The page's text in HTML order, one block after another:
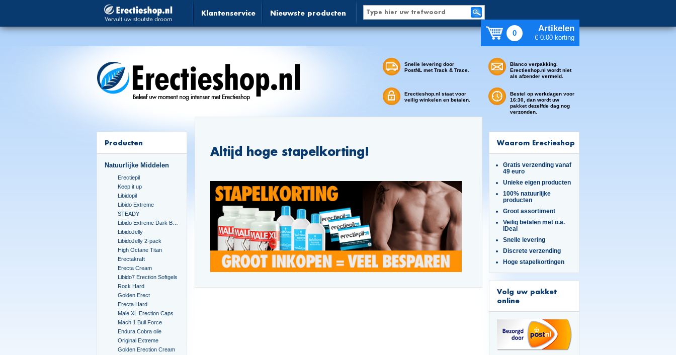
Klantenservice Nieuwste producten
0 Artikelen
€ 0.00 korting
Snelle levering door
PostNL met Track & Trace.
Erectieshop.nl staat voor
veilig winkelen en betalen.
Blanco verpakking.
Erectieshop.nl wordt niet
als afzender vermeld.
Bestel op werkdagen voor
16:30, dan wordt uw
pakket dezelfde dag nog
verzonden.
Producten
Natuurlijke Middelen
Erectiepil
Keep it up
Libidopil
Libido Extreme
STEADY
LibidoJelly
LibidoJelly 2-pack
High Octane Titan
Erectakraft
Erecta Cream
Libido7 Erection Softgels
Rock Hard
Golden Erect
Erecta Hard
Male XL Erection Caps
Mach 1 Bull Force
Endura Cobra olie
Original Extreme
Golden Erection Cream
Altijd hoge stapelkorting!
Waarom Erectieshop
Gratis verzending vanaf
49 euro
Unieke eigen producten
100% natuurlijke
producten
Groot assortiment
Veilig betalen met o.a.
iDeal
Snelle levering
Discrete verzending
Hoge stapelkortingen
Volg uw pakket
online